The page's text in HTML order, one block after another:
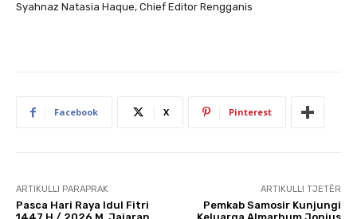
Syahnaz Natasia Haque, Chief Editor Rengganis
Facebook X Pinterest
ARTIKULLI PARAPRAK
Pasca Hari Raya Idul Fitri
ARTIKULLI TJETËR
Pemkab Samosir Kunjungi